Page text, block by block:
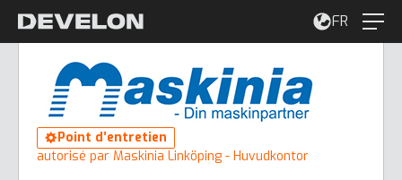
FR
Point d’entretien
autorisé par Maskinia Linköping - Huvudkontor